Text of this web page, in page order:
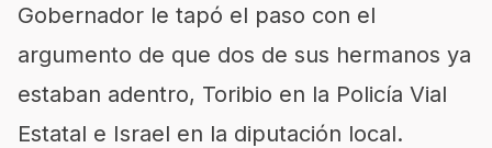
Gobernador le tapó el paso con el
argumento de que dos de sus hermanos ya
estaban adentro, Toribio en la Policía Vial
Estatal e Israel en la diputación local.